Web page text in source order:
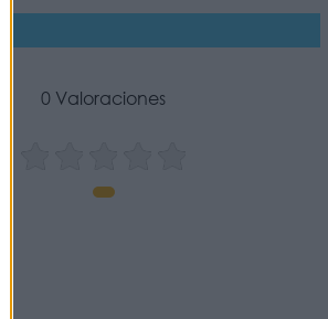
0 Valoraciones